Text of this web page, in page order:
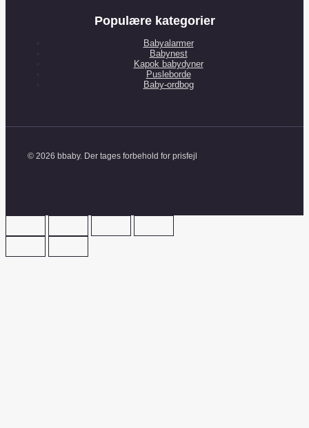
Populære kategorier
Babyalarmer
Babynest
Kapok babydyner
Pusleborde
Baby-ordbog
© 2026 bbaby. Der tages forbehold for prisfejl